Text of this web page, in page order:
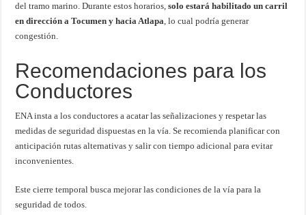
del tramo marino. Durante estos horarios,solo estará habilitado un carril
en dirección a Tocumen y hacia Atlapa, lo cual podría generar
congestión.
Recomendaciones para los
Conductores
ENA insta a los conductores a acatar las señalizaciones y respetar las
medidas de seguridad dispuestas en la vía. Se recomienda planificar con
anticipación rutas alternativas y salir con tiempo adicional para evitar
inconvenientes.
Este cierre temporal busca mejorar las condiciones de la vía para la
seguridad de todos.